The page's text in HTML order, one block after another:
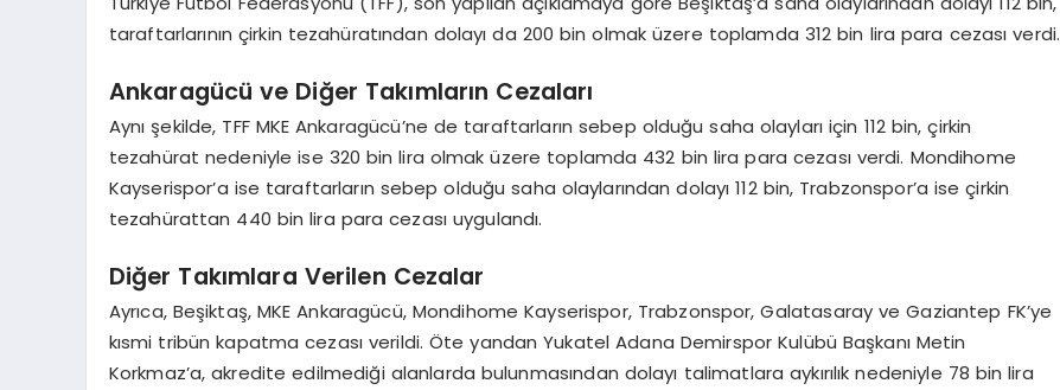
taraftarlarının çirkin tezahüratından dolayı da 200 bin olmak üzere toplamda 312 bin lira para cezası verdi.
Ankaragücü ve Diğer Takımların Cezaları
Aynı şekilde, TFF MKE Ankaragücü’ne de taraftarların sebep olduğu saha olayları için 112 bin, çirkin
tezahürat nedeniyle ise 320 bin lira olmak üzere toplamda 432 bin lira para cezası verdi. Mondihome
Kayserispor’a ise taraftarların sebep olduğu saha olaylarından dolayı 112 bin, Trabzonspor’a ise çirkin
tezahürattan 440 bin lira para cezası uygulandı.
Diğer Takımlara Verilen Cezalar
Ayrıca, Beşiktaş, MKE Ankaragücü, Mondihome Kayserispor, Trabzonspor, Galatasaray ve Gaziantep FK’ye
kısmi tribün kapatma cezası verildi. Öte yandan Yukatel Adana Demirspor Kulübü Başkanı Metin
Korkmaz’a, akredite edilmediği alanlarda bulunmasından dolayı talimatlara aykırılık nedeniyle 78 bin lira